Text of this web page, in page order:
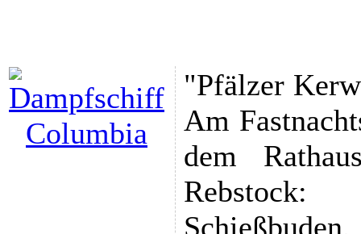
"Pfälzer
Am
dem
Rebstock: